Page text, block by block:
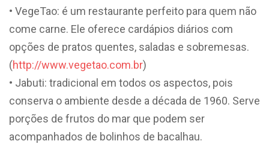
• VegeTao: é um restaurante perfeito para quem não
come carne. Ele oferece cardápios diários com
opções de pratos quentes, saladas e sobremesas.
(http://www.vegetao.com.br)
• Jabuti: tradicional em todos os aspectos, pois
conserva o ambiente desde a década de 1960. Serve
porções de frutos do mar que podem ser
acompanhados de bolinhos de bacalhau.